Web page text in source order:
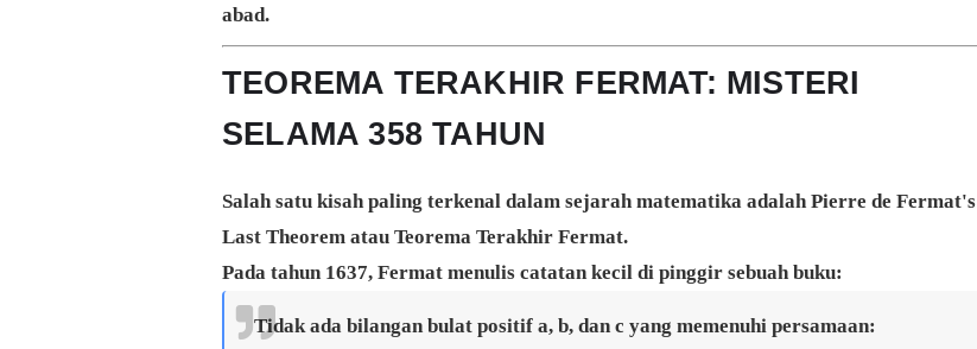
abad.
TEOREMA TERAKHIR FERMAT: MISTERI
SELAMA 358 TAHUN
Salah satu kisah paling terkenal dalam sejarah matematika adalahPierre de Fermat's
Last Theorem atau Teorema Terakhir Fermat.
Pada tahun 1637, Fermat menulis catatan kecil di pinggir sebuah buku:
Tidak ada bilangan bulat positif a, b, dan c yang memenuhi persamaan: